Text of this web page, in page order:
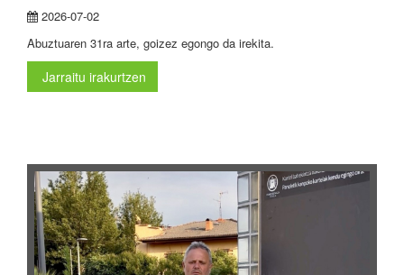
2026-07-02
Abuztuaren 31ra arte, goizez egongo da irekita.
Jarraitu irakurtzen